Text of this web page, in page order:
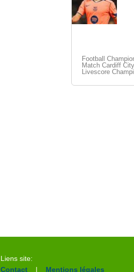
Football
Match Cardiff
Livescore
Liens site:
Contact | Mentions légales